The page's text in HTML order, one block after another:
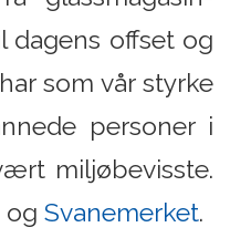
offset og
som vår styrke
personer i
miljøbevisste.
og Svanemerket.